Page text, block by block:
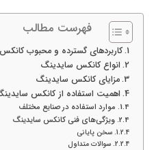
فهرست مطالب
کاربردهای گسترده و محبوب
انواع کانکس سایدینگ
مزایای کانکس سایدینگ
اهمیت استفاده از کانکس
موارد استفاده در صنایع مختلف
ویژگی‌های فنی کانکس سایدینگ
سخن پایانی
سوالات متداول